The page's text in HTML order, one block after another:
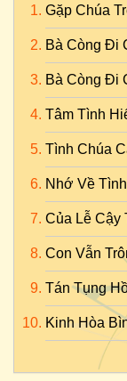
Gặp Chúa
Bà Còng Đi
Bà Còng Đi
Tâm Tình
Tình Chúa
Nhớ Về
Của Lễ Cậy
Con Vẫn
Tán Tụng
Kinh Hòa